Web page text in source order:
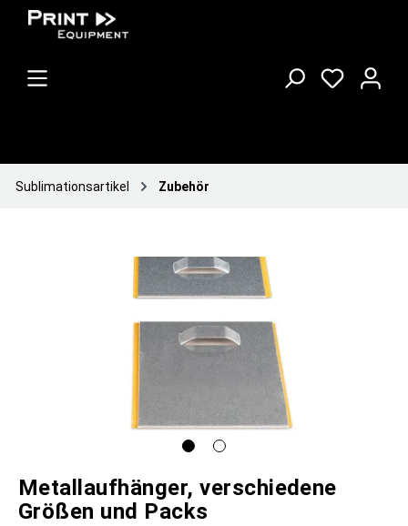
Sublimationsartikel Zubehör
Metallaufhänger, verschiedene
Größen und Packs